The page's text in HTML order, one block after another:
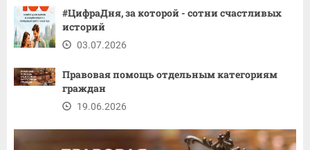
#ЦифраДня, за которой - сотни счастливых
историй
03.07.2026
Правовая помощь отдельным категориям
граждан
19.06.2026